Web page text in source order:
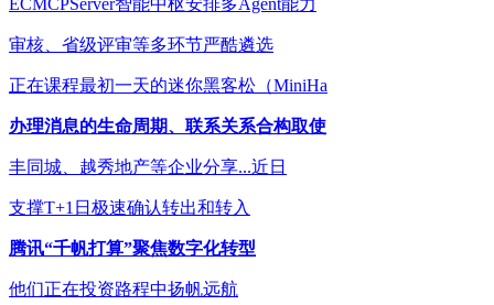
审核、省级评审等多环节严酷遴选
正在课程最初一天的迷你黑客松（MiniHa
办理消息的生命周期、联系关系合构取使
丰同城、越秀地产等企业分享...近日
支撑T+1日极速确认转出和转入
腾讯“千帆打算”聚焦数字化转型
他们正在投资路程中扬帆远航